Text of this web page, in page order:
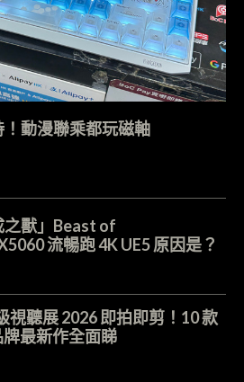
！動漫聯乘都玩磁軸
之獸」Beast of
流暢跑 4K UE5 原因是？
視聽展 2026 即拍即剪！10 款
最新作全面睇